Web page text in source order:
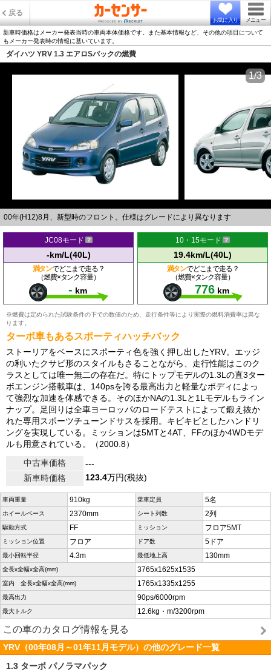
戻る
お気に入り メニュー
新車時価格はメーカー発表当時の車両本体価格です。また基本情報など、その他の項目について
もメーカー発表時の情報に基いています。
ダイハツ YRV 1.3 エアロSパックの燃費
00年(H12)8月、新型時のフロント。仕様はグレードにより異なります
1/3
JC08モード
-km/L(40L)
満タンでどこまで走る？
（燃費×タンク容量）
- km
10・15モード
19.4km/L(40L)
満タンでどこまで走る？
（燃費×タンク容量）
776 km
※燃費は定められた試験条件の下での数値のため、走行条件等により実際の燃料消費率は異な
ります。
ターボ車もあるスポーティハッチバック
ストーリアをベースにスポーティ色を強く押し出したYRV。エッジ
の利いたクサビ形のスタイルもさることながら、走行性能はこのク
ラスとしては唯一無二の存在だ。特にトップモデルの1.3Lの直3ター
ボエンジン搭載車は、140psを誇る最高出力と軽量なボディによっ
て強烈な加速を体感できる。そのほかNAの1.3Lと1Lモデルもライン
ナップ。足回りは全車ヨーロッパのロードテストによって鍛え抜か
れた専用スポーツチューンドサスを採用。キビキビとしたハンドリ
ングを実現している。ミッションは5MTと4AT、FFのほか4WDモデ
ルも用意されている。（2000.8）
中古車価格
---
新車時価格
123.4万円(税抜)
車両重量 910kg 乗車定員 5名
ホイールベース 2370mm シート列数 2列
駆動方式 FF ミッション フロア5MT
ミッション位置 フロア ドア数 5ドア
最小回転半径 4.3m 最低地上高 130mm
全長x全幅x全高(mm) 3765x1625x1535
室内 全長x全幅x全高(mm) 1765x1335x1255
最高出力 90ps/6000rpm
最大トルク 12.6kg・m/3200rpm
この車のカタログ情報を見る
YRV（00年08月～01年11月モデル）の他のグレード一覧
1.3 ターボ パノラマパック